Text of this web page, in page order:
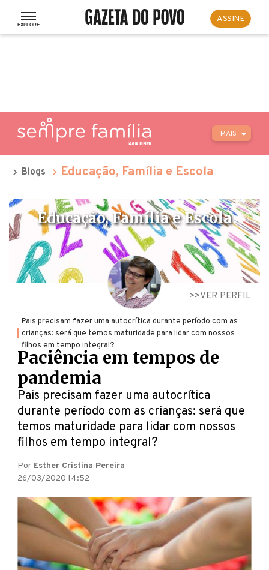
ASSINE
MAIS
Blogs Educação, Família e Escola
Educação, Família e Escola
VER PERFIL
Pais precisam fazer uma autocrítica durante período com as
crianças: será que temos maturidade para lidar com nossos
filhos em tempo integral?
Paciência em tempos de
pandemia
Pais precisam fazer uma autocrítica
durante período com as crianças: será que
temos maturidade para lidar com nossos
filhos em tempo integral?
Por Esther Cristina Pereira
26/03/2020 14:52